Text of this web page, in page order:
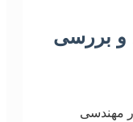
و بررسی
مهندسی